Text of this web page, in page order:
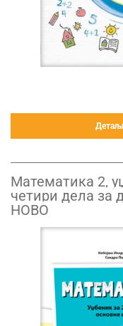
Математика 2,
четири дела за
НОВО